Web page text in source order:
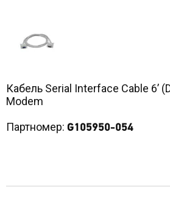
Кабель Serial Interface Cable 6’
Modem
Партномер: G105950-054